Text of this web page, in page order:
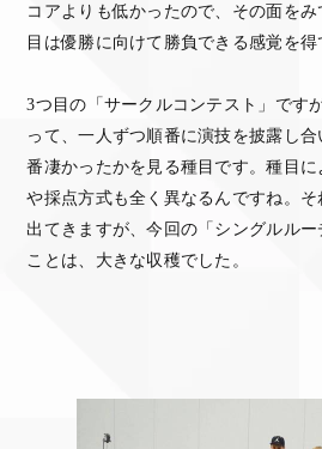
コアよりも低かったので、その面を
目は優勝に向けて勝負できる感覚を得
3つ目の「サークルコンテスト」です
って、一人ずつ順番に演技を披露し
番凄かったかを見る種目です。種目
や採点方式も全く異なるんですね。
出てきますが、今回の「シングルル
ことは、大きな収穫でした。